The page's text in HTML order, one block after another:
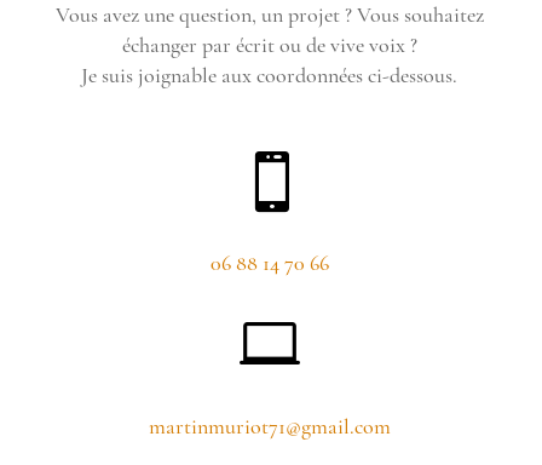
Vous avez une question, un projet ? Vous souhaitez
échanger par écrit ou de vive voix ?
Je suis joignable aux coordonnées ci-dessous.

06 88 14 70 66

martinmuriot71@gmail.com